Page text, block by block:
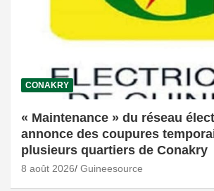
CONAKRY
« Maintenance » du réseau
annonce des coupures
plusieurs quartiers de Conakry
8 août 2026 Guineesource